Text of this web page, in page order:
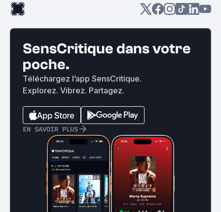
SensCritique dans votre
poche.
Téléchargez l’app SensCritique.
Explorez. Vibrez. Partagez.
EN SAVOIR PLUS